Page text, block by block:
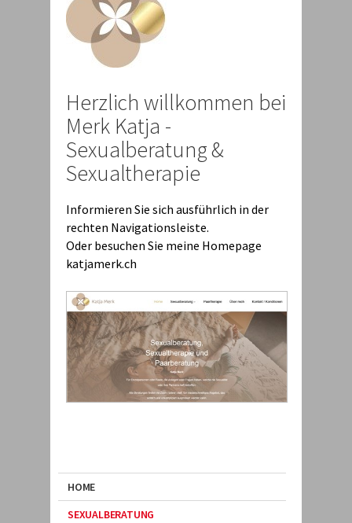
Herzlich willkommen bei
Merk Katja -
Sexualberatung &
Sexualtherapie
Informieren Sie sich ausführlich in der
rechten Navigationsleiste.
Oder besuchen Sie meine Homepage
katjamerk.ch
HOME
SEXUALBERATUNG